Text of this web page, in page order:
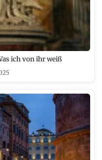
ich von ihr weiß